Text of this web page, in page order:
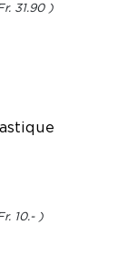
31.90
10.-